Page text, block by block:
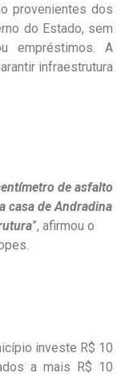
provenientes dos
do Estado, sem
empréstimos. A
infraestrutura
de asfalto
casa de Andradina
”, afirmou o
investe R$ 10
a mais R$ 10